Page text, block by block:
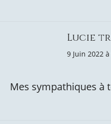
Lucie
9 Juin 2022
Mes sympathiques à